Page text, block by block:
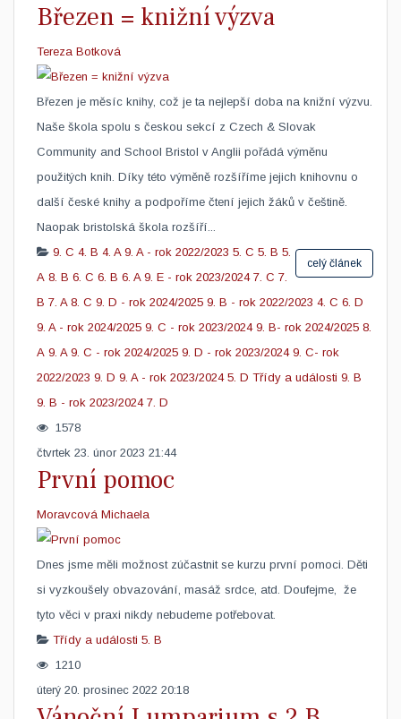
Březen = knižní výzva
Tereza Botková
Březen je měsíc knihy, což je ta nejlepší doba na knižní výzvu.
Naše škola spolu s českou sekcí z Czech & Slovak
Community and School Bristol v Anglii pořádá výměnu
použitých knih. Díky této výměně rozšíříme jejich knihovnu o
další české knihy a podpoříme čtení jejich žáků v češtině.
Naopak bristolská škola rozšíří...
celý článek
9. C 4. B 4. A 9. A - rok 2022/2023 5. C 5. B 5.
A 8. B 6. C 6. B 6. A 9. E - rok 2023/2024 7. C 7.
B 7. A 8. C 9. D - rok 2024/2025 9. B - rok 2022/2023 4. C 6. D
9. A - rok 2024/2025 9. C - rok 2023/2024 9. B- rok 2024/2025 8.
A 9. A 9. C - rok 2024/2025 9. D - rok 2023/2024 9. C- rok
2022/2023 9. D 9. A - rok 2023/2024 5. D Třídy a události 9. B
9. B - rok 2023/2024 7. D
1578
čtvrtek 23. únor 2023 21:44
První pomoc
Moravcová Michaela
​Dnes jsme měli možnost zúčastnit se kurzu první pomoci. Děti
si vyzkoušely obvazování, masáž srdce, atd. Doufejme, že
tyto věci v praxi nikdy nebudeme potřebovat.
Třídy a události 5. B
1210
úterý 20. prosinec 2022 20:18